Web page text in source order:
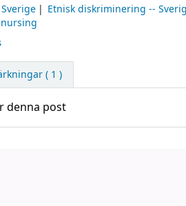
Etnisk diskriminering --
( 1 )
denna post